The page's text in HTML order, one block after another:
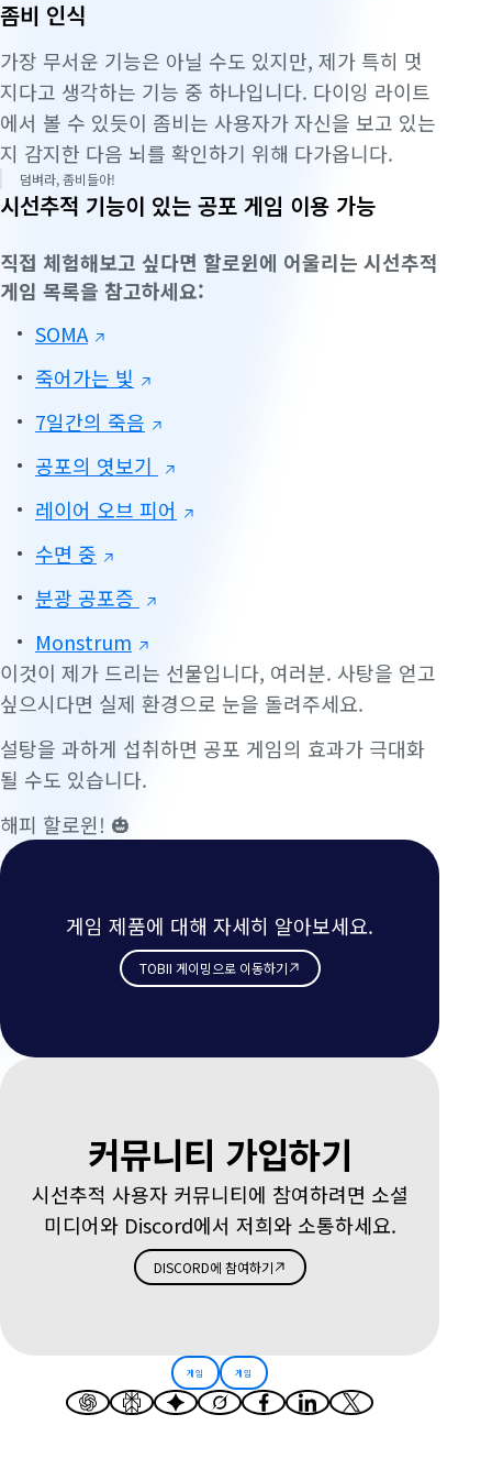
좀비 인식
가장 무서운 기능은 아닐 수도 있지만, 제가 특히 멋
지다고 생각하는 기능 중 하나입니다. 다이잉 라이트
에서 볼 수 있듯이 좀비는 사용자가 자신을 보고 있는
지 감지한 다음 뇌를 확인하기 위해 다가옵니다.
덤벼라, 좀비들아!
시선추적 기능이 있는 공포 게임 이용 가능
직접 체험해보고 싶다면 할로윈에 어울리는 시선추적
게임 목록을 참고하세요:
SOMA
죽어가는 빛
7일간의 죽음
공포의 엿보기
레이어 오브 피어
수면 중
분광 공포증
Monstrum
이것이 제가 드리는 선물입니다, 여러분. 사탕을 얻고
싶으시다면 실제 환경으로 눈을 돌려주세요.
설탕을 과하게 섭취하면 공포 게임의 효과가 극대화
될 수도 있습니다.
해피 할로윈! 🎃
게임 제품에 대해 자세히 알아보세요.
TOBII 게이밍으로 이동하기
커뮤니티 가입하기
시선추적 사용자 커뮤니티에 참여하려면 소셜
미디어와 Discord에서 저희와 소통하세요.
DISCORD에 참여하기
게임 게임